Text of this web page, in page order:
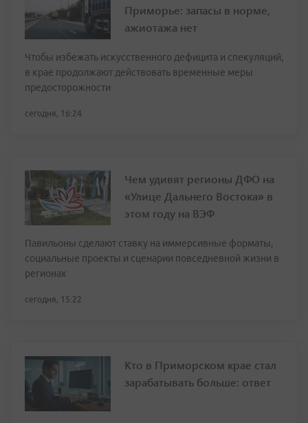
Приморье: запасы в норме,
ажиотажа нет
Чтобы избежать искусственного дефицита и спекуляций,
в крае продолжают действовать временные меры
предосторожности
сегодня, 16:24
Чем удивят регионы ДФО на
«Улице Дальнего Востока» в
этом году на ВЭФ
Павильоны сделают ставку на иммерсивные форматы,
социальные проекты и сценарии повседневной жизни в
регионах
сегодня, 15:22
Кто в Приморском крае стал
зарабатывать больше: ответ